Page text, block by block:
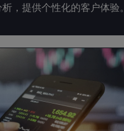
，提供个性化的客户体验。